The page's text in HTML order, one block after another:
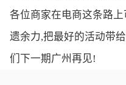
各位商家在电商这条路
遗余力,把最好的活动带
们下一期广州再见!